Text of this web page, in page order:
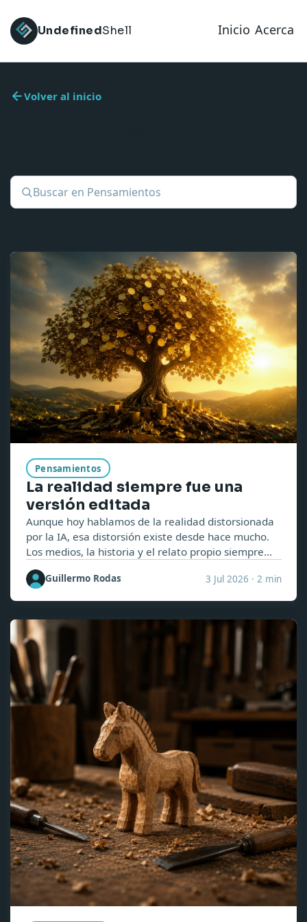
UndefinedShell Inicio Acerca
Volver al inicio
Buscar en Pensamientos
Pensamientos
La realidad siempre fue una
versión editada
Aunque hoy hablamos de la realidad distorsionada
por la IA, esa distorsión existe desde hace mucho.
Los medios, la historia y el relato propio siempre
han sido versiones editadas de los hechos. La IA
solo lo hace más difícil de cuestionar.
Guillermo Rodas 3 Jul 2026 · 2 min